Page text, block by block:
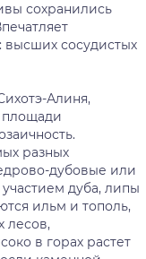
сохранились
высших сосудистых
Алиня,
площади
разных
дубовые или
дуба, липы
ильм и тополь,
лесов,
в горах растет